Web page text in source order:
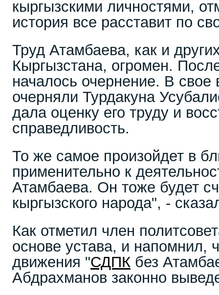
кыргызскими личностями,
история все расставит по
Труд Атамбаева, как и
Кыргызстана, огромен.
началось очернение. В свое
очерняли Турдакуна
дала оценку его труду и
справедливость.
То же самое произойдет в
применительно к
Атамбаева. Он тоже будет
кыргызского народа", -
Как отметил член
основе устава, и напомнил,
движения "СДПК без
Абдрахманов законно